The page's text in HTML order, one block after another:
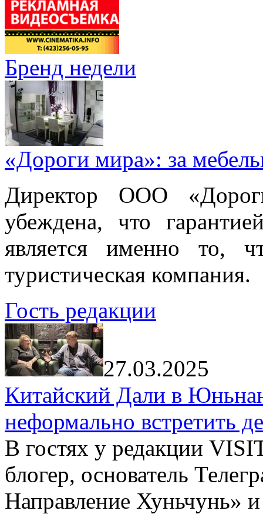
Бренд недели
«Дороги мира»: за
Директор ООО
убеждена, что
является именно то,
туристическая компания.
Гость редакции
27.03.2025
Китайский Дали в
неформально встретить
В гостях у редакции
блогер, основатель
Направление Хуньчунь»